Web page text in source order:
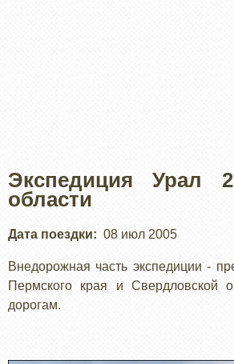
Экспедиция Урал
области
Дата поездки 08 июл 2005
Внедорожная часть экспедиции -
Пермского края и Свердловской
дорогам.